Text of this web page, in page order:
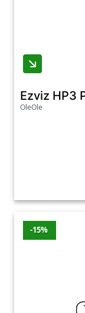
Ezviz HP3
OleOle
-15%